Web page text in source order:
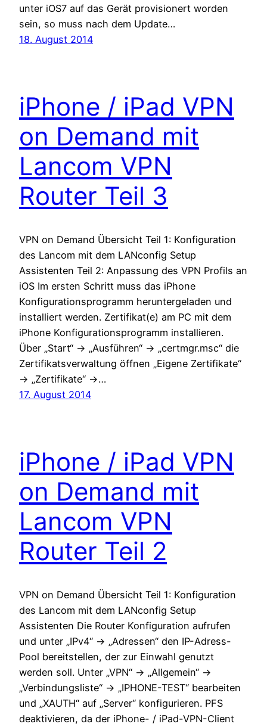
unter iOS7 auf das Gerät provisionert worden
sein, so muss nach dem Update…
18. August 2014
iPhone / iPad VPN
on Demand mit
Lancom VPN
Router Teil 3
VPN on Demand Übersicht Teil 1: Konfiguration
des Lancom mit dem LANconfig Setup
Assistenten Teil 2: Anpassung des VPN Profils an
iOS Im ersten Schritt muss das iPhone
Konfigurationsprogramm heruntergeladen und
installiert werden. Zertifikat(e) am PC mit dem
iPhone Konfigurationsprogramm installieren.
Über „Start“ -> „Ausführen“ -> „certmgr.msc“ die
Zertifikatsverwaltung öffnen „Eigene Zertifikate“
-> „Zertifikate“ ->…
17. August 2014
iPhone / iPad VPN
on Demand mit
Lancom VPN
Router Teil 2
VPN on Demand Übersicht Teil 1: Konfiguration
des Lancom mit dem LANconfig Setup
Assistenten Die Router Konfiguration aufrufen
und unter „IPv4“ -> „Adressen“ den IP-Adress-
Pool bereitstellen, der zur Einwahl genutzt
werden soll. Unter „VPN“ -> „Allgemein“ ->
„Verbindungsliste“ -> „IPHONE-TEST“ bearbeiten
und „XAUTH“ auf „Server“ konfigurieren. PFS
deaktivieren, da der iPhone- / iPad-VPN-Client